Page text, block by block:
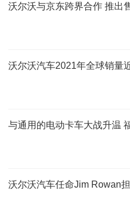
沃尔沃与京东跨界合作 推出
沃尔沃汽车2021年全球销量
与通用的电动卡车大战升温
沃尔沃汽车任命Jim Rowan